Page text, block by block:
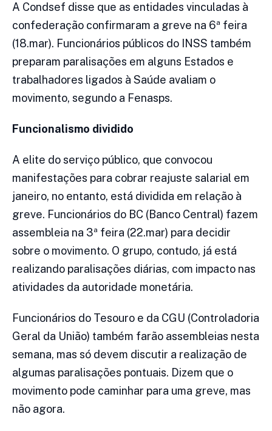
A Condsef disse que as entidades vinculadas à
confederação confirmaram a greve na 6ª feira
(18.mar). Funcionários públicos do INSS também
preparam paralisações em alguns Estados e
trabalhadores ligados à Saúde avaliam o
movimento, segundo a Fenasps.
Funcionalismo dividido
A elite do serviço público, que convocou
manifestações para cobrar reajuste salarial em
janeiro, no entanto, está dividida em relação à
greve. Funcionários do BC (Banco Central) fazem
assembleia na 3ª feira (22.mar) para decidir
sobre o movimento. O grupo, contudo, já está
realizando paralisações diárias, com impacto nas
atividades da autoridade monetária.
Funcionários do Tesouro e da CGU (Controladoria
Geral da União) também farão assembleias nesta
semana, mas só devem discutir a realização de
algumas paralisações pontuais. Dizem que o
movimento pode caminhar para uma greve, mas
não agora.